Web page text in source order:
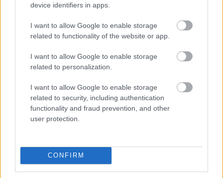
device identifiers in apps.
I want to allow Google to enable storage
related to functionality of the website or app.
I want to allow Google to enable storage
related to personalization.
I want to allow Google to enable storage
related to security, including authentication
functionality and fraud prevention, and other
user protection.
CONFIRM
Môže aspirín zachrániť
ochabnuté izbové
rastliny? Pravda vás
Júlový reštart uhoriek
nakladačiek: Ako ich
CHALUPA